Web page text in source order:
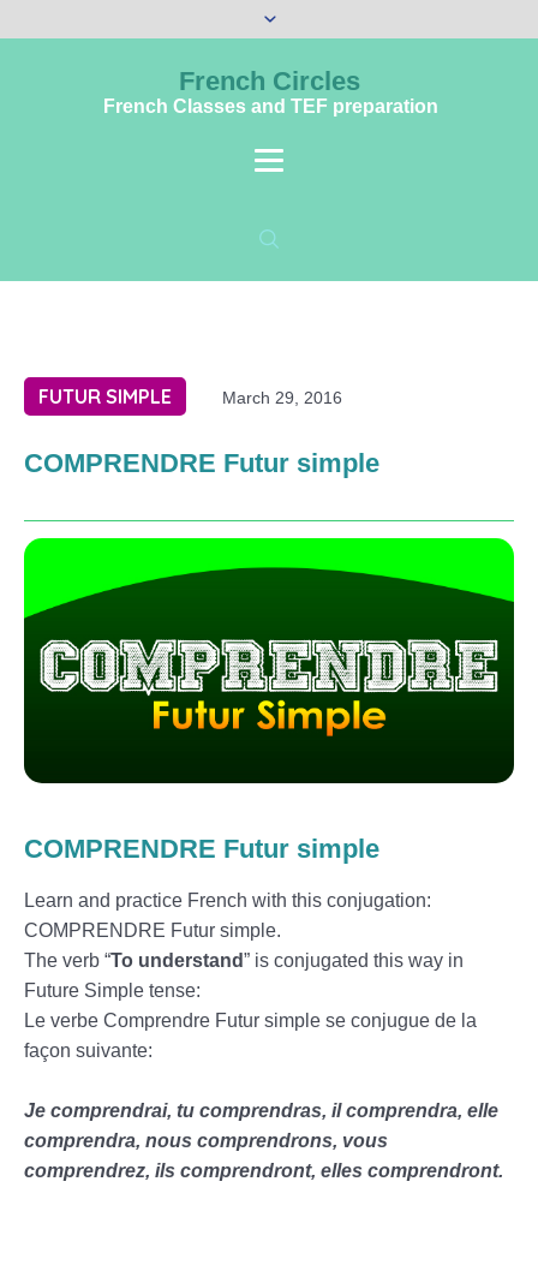
French Circles
French Classes and TEF preparation
FUTUR SIMPLE March 29, 2016
COMPRENDRE Futur simple
COMPRENDRE Futur simple
Learn and practice French with this conjugation:
COMPRENDRE Futur simple.
The verb “To understand” is conjugated this way in
Future Simple tense:
Le verbe Comprendre Futur simple se conjugue de la
façon suivante:
Je comprendrai, tu comprendras, il comprendra, elle
comprendra, nous comprendrons, vous
comprendrez, ils comprendront, elles comprendront.